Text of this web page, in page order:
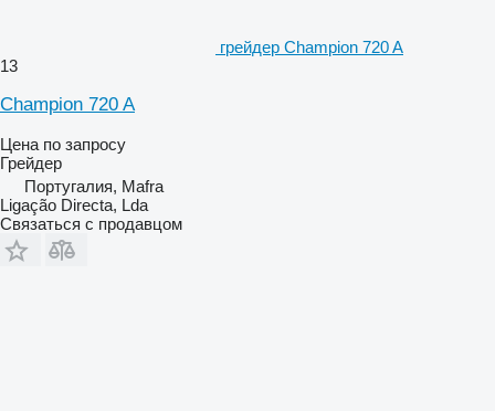
грейдер Champion 720 A
13
Champion 720 A
Цена по запросу
Грейдер
Португалия, Mafra
Ligação Directa, Lda
Связаться с продавцом